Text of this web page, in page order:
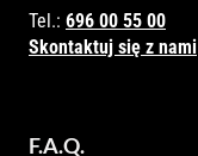
Tel.: 696 00 55 00
Skontaktuj się z nami
F.A.Q.